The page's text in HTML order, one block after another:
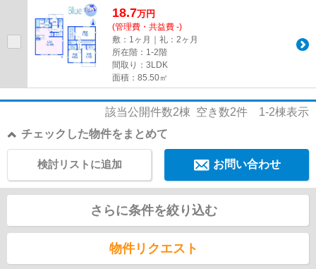
18.7万円
(管理費・共益費 -)
敷：1ヶ月｜礼：2ヶ月
所在階：1-2階
間取り：3LDK
面積：85.50㎡
該当公開件数2棟 空き数2件 1-2棟表示
チェックした物件をまとめて
お問い合わせ
検討リストに追加
さらに条件を絞り込む
物件リクエスト